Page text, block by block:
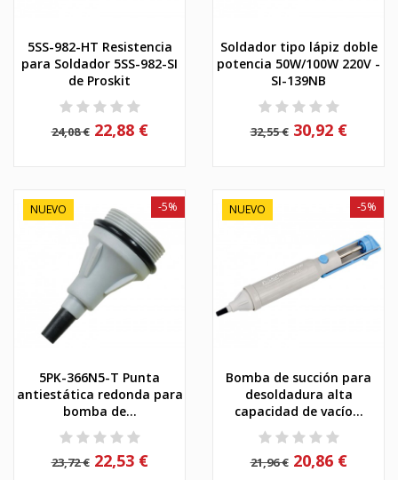
5SS-982-HT Resistencia
para Soldador 5SS-982-SI
de Proskit
24,08 € 22,88 €
Soldador tipo lápiz doble
potencia 50W/100W 220V -
SI-139NB
32,55 € 30,92 €
NUEVO
5PK-366N5-T Punta
antiestática redonda para
bomba de...
23,72 €
-5%
22,53 €
NUEVO
Bomba de succión para
desoldadura alta
capacidad de vacío...
21,96 €
-5%
20,86 €